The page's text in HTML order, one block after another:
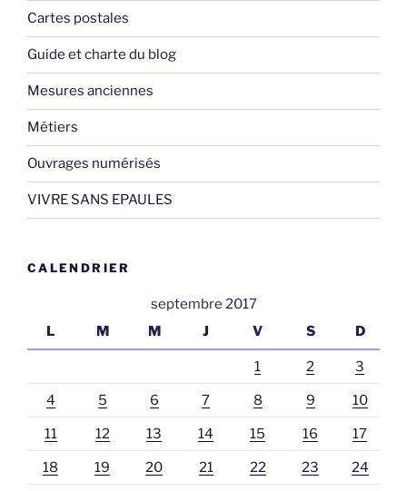
Cartes postales
Guide et charte du blog
Mesures anciennes
Métiers
Ouvrages numérisés
VIVRE SANS EPAULES
CALENDRIER
septembre 2017
L
M M J V S D
1 2 3
4 5 6 7 8 9 10
11 12 13 14 15 16 17
18 19 20 21 22 23 24